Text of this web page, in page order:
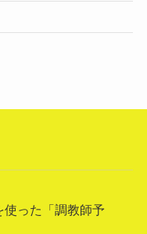
使った「調教師予